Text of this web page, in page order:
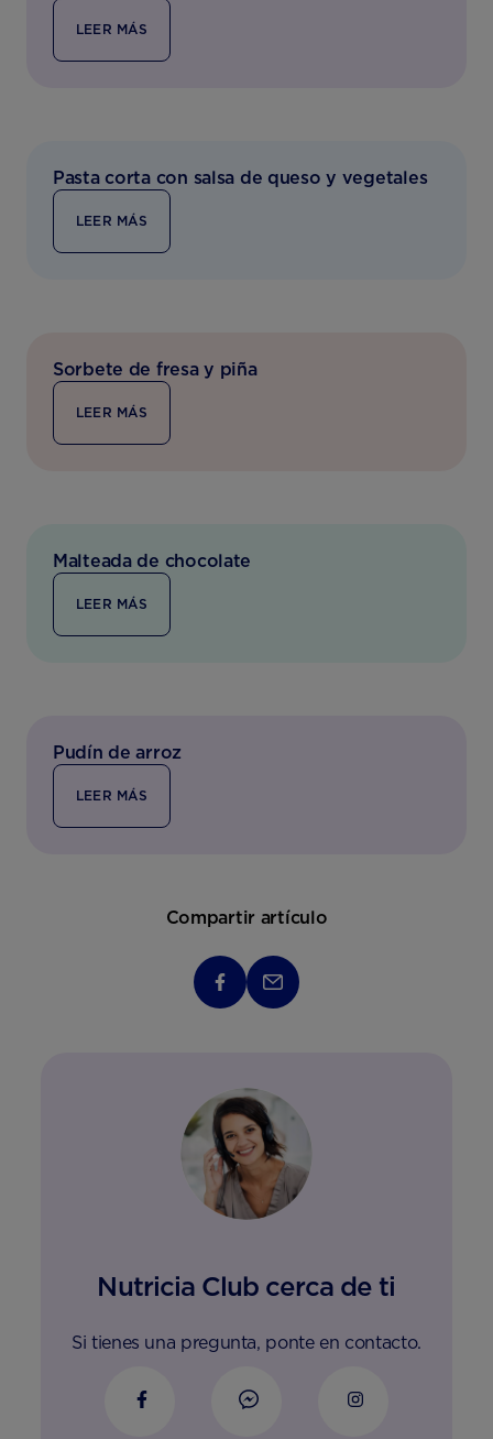
LEER MÁS
Pasta corta con salsa de queso y vegetales
LEER MÁS
Sorbete de fresa y piña
LEER MÁS
Malteada de chocolate
LEER MÁS
Pudín de arroz
LEER MÁS
Compartir artículo
Nutricia Club cerca de ti
Si tienes una pregunta, ponte en contacto.